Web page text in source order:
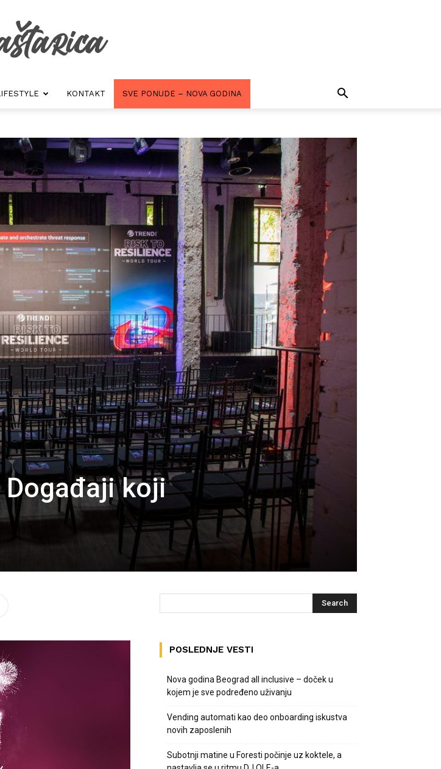
KONTAKT SVE PONUDE – NOVA GODINA
Događaji koji
POSLEDNJE VESTI
Nova godina Beograd all inclusive – doček u
kojem je sve podređeno uživanju
Vending automati kao deo onboarding iskustva
novih zaposlenih
Subotnji matine u Foresti počinje uz koktele, a